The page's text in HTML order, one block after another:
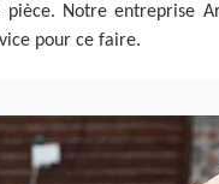
pièce. Notre entreprise
pour ce faire.